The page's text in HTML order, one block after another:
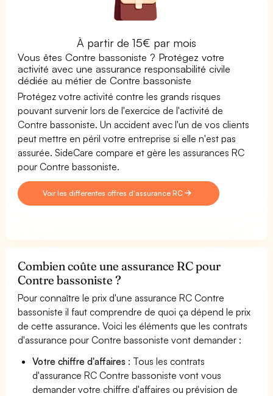
À partir de 15€ par mois
Vous êtes Contre bassoniste ? Protégez votre
activité avec une assurance responsabilité civile
dédiée au métier de Contre bassoniste
Protégez votre activité contre les grands risques
pouvant survenir lors de l'exercice de l'activité de
Contre bassoniste. Un accident avec l'un de vos clients
peut mettre en péril votre entreprise si elle n'est pas
assurée. SideCare compare et gère les assurances RC
pour Contre bassoniste.
Voir les différentes offres d'assurance RC
Combien coûte une assurance RC pour
Contre bassoniste ?
Pour connaître le prix d'une assurance RC Contre
bassoniste il faut comprendre de quoi ça dépend le prix
de cette assurance. Voici les éléments que les contrats
d'assurance pour Contre bassoniste vont demander :
Votre chiffre d'affaires : Tous les contrats
d'assurance RC Contre bassoniste vont vous
demander votre chiffre d'affaires ou prévision de